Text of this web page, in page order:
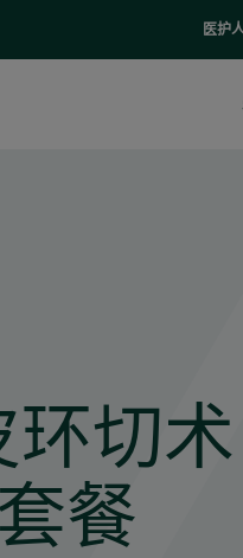
医护
环切
餐